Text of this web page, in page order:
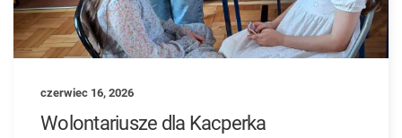
czerwiec 16, 2026
Wolontariusze dla Kacperka